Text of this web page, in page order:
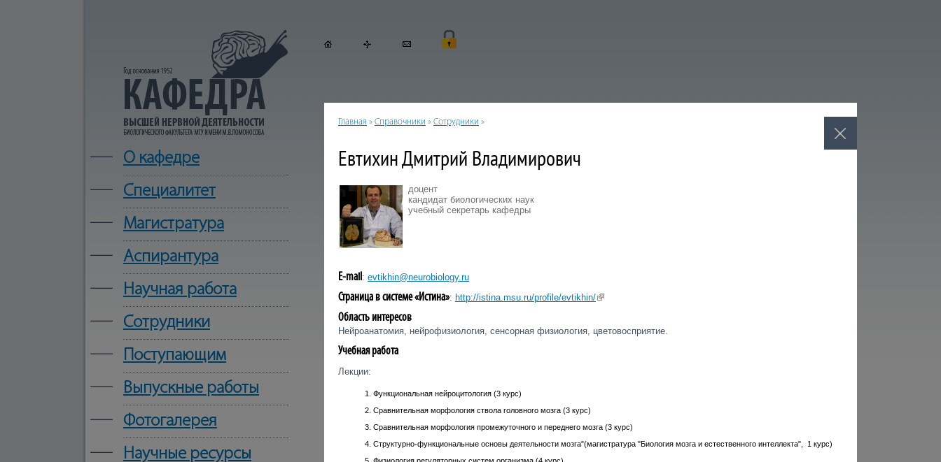
— О кафедре
— Cпециалитет
— Магистратура
— Аспирантура
— Научная работа
— Сотрудники
— Поступающим
— Выпускные работы
— Фотогалерея
— Научные ресурсы
Главная » Справочники » Сотрудники »
Евтихин Дмитрий Владимирович
доцент
кандидат биологических наук
учебный секретарь кафедры
E-mail : evtikhin@neurobiology.ru
Страница в системе «Истина»: http://istina.msu.ru/profile/evtikhin/
Область интересов
Нейроанатомия, нейрофизиология, сенсорная физиология, цветовосприятие.
Учебная работа
Лекции:
Функциональная нейроцитология (3 курс)
Сравнительная морфология ствола головного мозга (3 курс)
Сравнительная морфология промежуточного и переднего мозга (3 курс)
Структурно-функциональные основы деятельности мозга"(магистратура "Биология мозга и естественного интеллекта", 1 курс)